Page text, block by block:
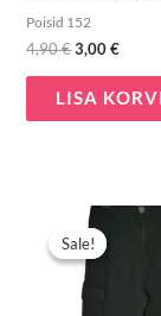
Poisid 152
4,90€3,00€
LISA
Sale!
Sale!
Algne
hind
oli:
5,00 €.